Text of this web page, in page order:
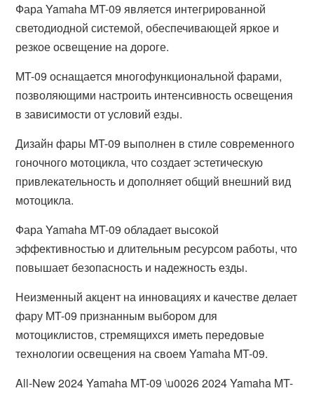
Фара Yamaha MT-09 является интегрированной
светодиодной системой, обеспечивающей яркое и
резкое освещение на дороге.
MT-09 оснащается многофункциональной фарами,
позволяющими настроить интенсивность освещения
в зависимости от условий езды.
Дизайн фары MT-09 выполнен в стиле современного
гоночного мотоцикла, что создает эстетическую
привлекательность и дополняет общий внешний вид
мотоцикла.
Фара Yamaha MT-09 обладает высокой
эффективностью и длительным ресурсом работы, что
повышает безопасность и надежность езды.
Неизменный акцент на инновациях и качестве делает
фару MT-09 признанным выбором для
мотоциклистов, стремящихся иметь передовые
технологии освещения на своем Yamaha MT-09.
All-New 2024 Yamaha MT-09 \u0026 2024 Yamaha MT-